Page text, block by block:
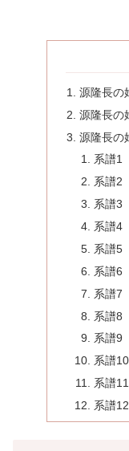
源隆長の
源隆長の
源隆長の
系譜1
系譜2
系譜3
系譜4
系譜5
系譜6
系譜7
系譜8
系譜9
系譜10
系譜11
系譜12